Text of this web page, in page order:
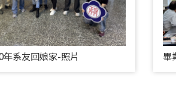
年系友回娘家-照片 畢